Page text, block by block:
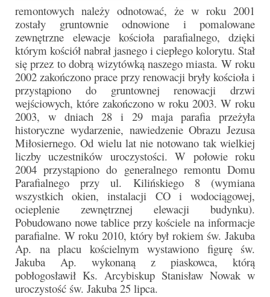
remontowych należy odnotować, że w roku 2001
zostały gruntownie odnowione i pomalowane
zewnętrzne elewacje kościoła parafialnego, dzięki
którym kościół nabrał jasnego i ciepłego kolorytu. Stał
się przez to dobrą wizytówką naszego miasta. W roku
2002 zakończono prace przy renowacji bryły kościoła i
przystąpiono do gruntownej renowacji drzwi
wejściowych, które zakończono w roku 2003. W roku
2003, w dniach 28 i 29 maja parafia przeżyła
historyczne wydarzenie, nawiedzenie Obrazu Jezusa
Miłosiernego. Od wielu lat nie notowano tak wielkiej
liczby uczestników uroczystości. W połowie roku
2004 przystąpiono do generalnego remontu Domu
Parafialnego przy ul. Kilińskiego 8 (wymiana
wszystkich okien, instalacji CO i wodociągowej,
ocieplenie zewnętrznej elewacji budynku).
Pobudowano nowe tablice przy kościele na informacje
parafialne. W roku 2010, który był rokiem św. Jakuba
Ap. na placu kościelnym wystawiono figurę św.
Jakuba Ap. wykonaną z piaskowca, którą
pobłogosławił Ks. Arcybiskup Stanisław Nowak w
uroczystość św. Jakuba 25 lipca.